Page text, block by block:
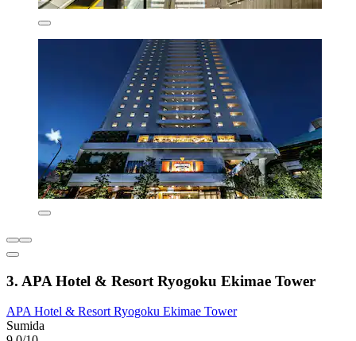
3. APA Hotel & Resort Ryogoku Ekimae Tower
APA Hotel & Resort Ryogoku Ekimae Tower
Sumida